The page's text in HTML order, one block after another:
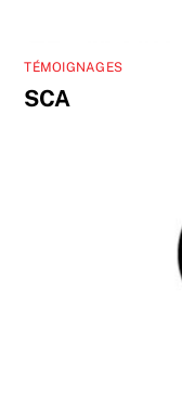
TÉMOIGNAGES
SCA